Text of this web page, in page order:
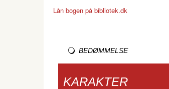
Lån bogen på bibliotek.dk
BEDØMMELSE
KARAKTER